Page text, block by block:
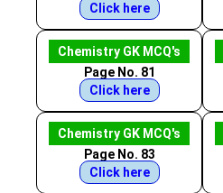
Click here
Chemistry GK MCQ's
Page No. 81
Click here
Chemistry GK MCQ's
Page No. 83
Click here